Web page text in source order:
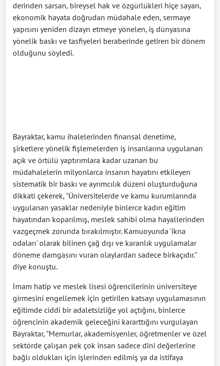
derinden sarsan, bireysel hak ve özgürlükleri hiçe sayan,
ekonomik hayata doğrudan müdahale eden, sermaye
yapısını yeniden dizayn etmeye yönelen, iş dünyasına
yönelik baskı ve tasfiyeleri beraberinde getiren bir dönem
olduğunu söyledi.
Bayraktar, kamu ihalelerinden finansal denetime,
şirketlere yönelik fişlemelerden iş insanlarına uygulanan
açık ve örtülü yaptırımlara kadar uzanan bu
müdahalelerin milyonlarca insanın hayatını etkileyen
sistematik bir baskı ve ayrımcılık düzeni oluşturduğuna
dikkati çekerek, "Üniversitelerde ve kamu kurumlarında
uygulanan yasaklar nedeniyle binlerce kadın eğitim
hayatından koparılmış, meslek sahibi olma hayallerinden
vazgeçmek zorunda bırakılmıştır. Kamuoyunda 'ikna
odaları' olarak bilinen çağ dışı ve karanlık uygulamalar
döneme damgasını vuran olaylardan sadece birkaçıdır."
diye konuştu.
İmam hatip ve meslek lisesi öğrencilerinin üniversiteye
girmesini engellemek için getirilen katsayı uygulamasının
eğitimde ciddi bir adaletsizliğe yol açtığını, binlerce
öğrencinin akademik geleceğini kararttığını vurgulayan
Bayraktar, "Memurlar, akademisyenler, öğretmenler ve özel
sektörde çalışan pek çok insan sadece dini değerlerine
bağlı oldukları için işlerinden edilmiş ya da istifaya